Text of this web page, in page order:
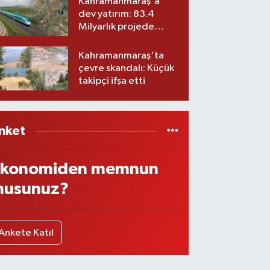
dev yatırım: 83.4
Milyarlık projede
Kahramanmaraş'ta
çevre skandalı: Küçük
takipçi ifşa etti
memnun
Katıl